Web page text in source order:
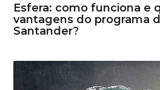
Esfera: como funciona e
vantagens do programa
Santander?